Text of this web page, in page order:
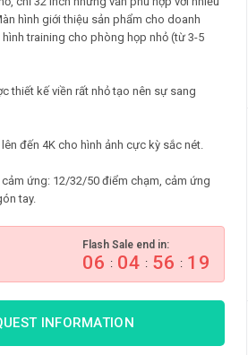
hình giới thiệu sản phẩm cho doanh
training cho phòng họp nhỏ (từ 3-5
thiết kế viền rất nhỏ tạo nên sự sang
đến 4K cho hình ảnh cực kỳ sắc nét.
ứng: 12/32/50 điểm chạm, cảm ứng
tay.
Flash Sale end in:
06 : 04 : 56 : 18
INFORMATION